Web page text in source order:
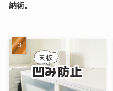
納術。